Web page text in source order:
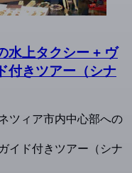
水上タクシー + ヴ
付きツアー（シナ
ツィア市内中心部への
イド付きツアー（シナ